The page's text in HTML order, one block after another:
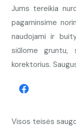
Jums tereikia
pagaminsime
naudojami ir
siūlome gruntu,
korektorius.
Visos teisės